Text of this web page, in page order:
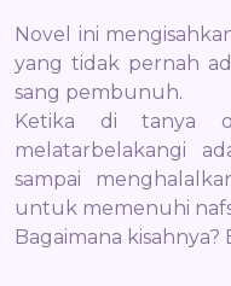
Novel ini
yang tidak pernah
sang pembunuh.
Ketika di tanya
melatarbelakangi
sampai
untuk memenuhi
Bagaimana kisahnya?